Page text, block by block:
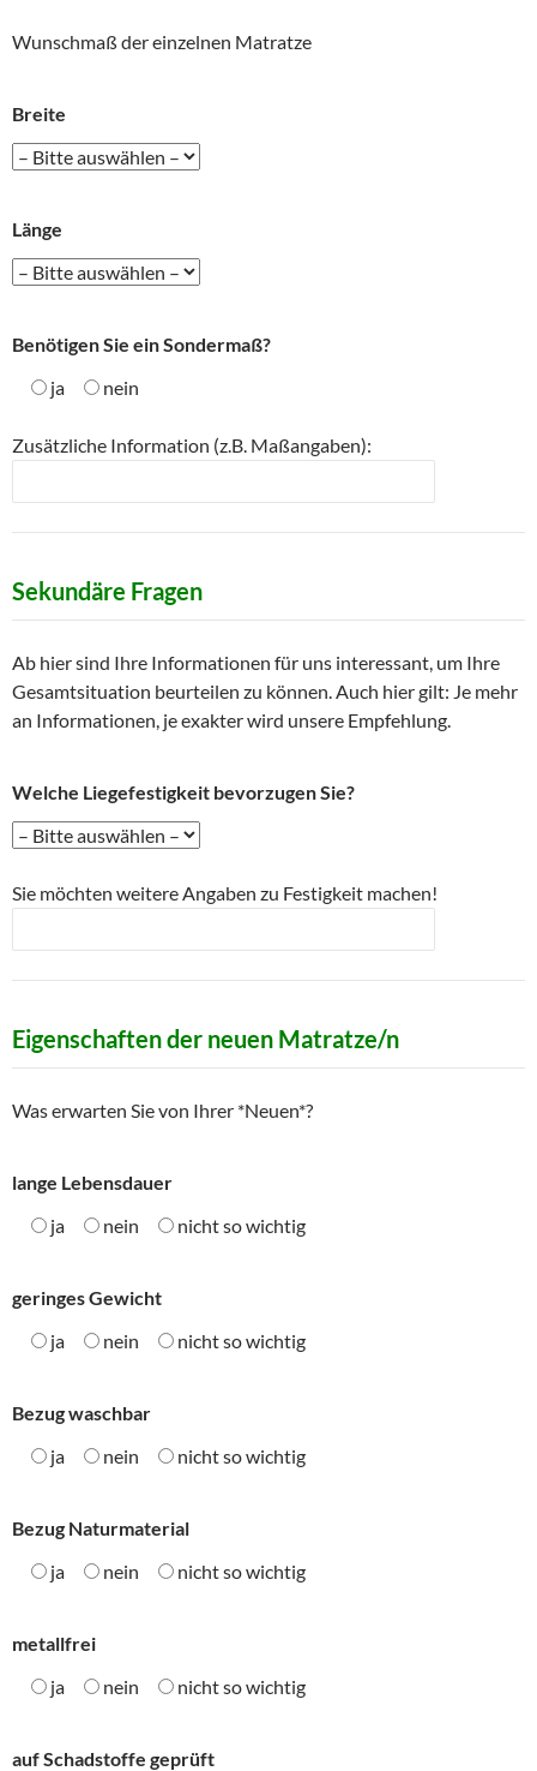
Wunschmaß der einzelnen Matratze
Breite
Länge
Benötigen Sie ein Sondermaß?
ja
nein
Zusätzliche Information (z.B. Maßangaben):
Sekundäre Fragen
Ab hier sind Ihre Informationen für uns interessant, um Ihre
Gesamtsituation beurteilen zu können. Auch hier gilt: Je mehr
an Informationen, je exakter wird unsere Empfehlung.
Welche Liegefestigkeit bevorzugen Sie?
Sie möchten weitere Angaben zu Festigkeit machen!
Eigenschaften der neuen Matratze/n
Was erwarten Sie von Ihrer *Neuen*?
lange Lebensdauer
ja
nein nicht so wichtig
geringes Gewicht
ja
nein nicht so wichtig
Bezug waschbar
ja
nein nicht so wichtig
Bezug Naturmaterial
ja
nein nicht so wichtig
metallfrei
ja
nein nicht so wichtig
auf Schadstoffe geprüft